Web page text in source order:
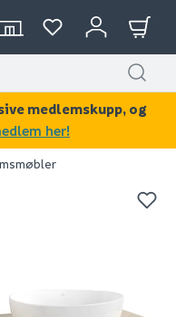
medlemskupp, og
her!